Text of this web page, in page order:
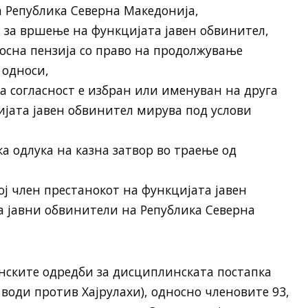
Република Северна Македонија,
за вршење на функцијата јавен обвинител,
пензија со право на продолжување
согласност е избран или именуван на друга
јавен обвинител мирува под услови
одлука на казна затвор во траење од
член престанокот на функцијата јавен
јавни обвинители на Република Северна
одредби за дисциплинската постапка
против Хајрулахи), односно членовите 93,